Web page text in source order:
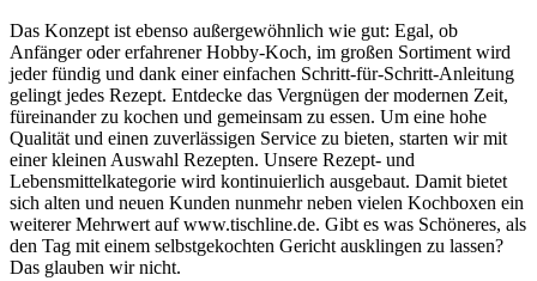
Das Konzept ist ebenso außergewöhnlich wie gut: Egal, ob
Anfänger oder erfahrener Hobby-Koch, im großen Sortiment wird
jeder fündig und dank einer einfachen Schritt-für-Schritt-Anleitung
gelingt jedes Rezept. Entdecke das Vergnügen der modernen Zeit,
füreinander zu kochen und gemeinsam zu essen. Um eine hohe
Qualität und einen zuverlässigen Service zu bieten, starten wir mit
einer kleinen Auswahl Rezepten. Unsere Rezept- und
Lebensmittelkategorie wird kontinuierlich ausgebaut. Damit bietet
sich alten und neuen Kunden nunmehr neben vielen Kochboxen ein
weiterer Mehrwert auf www.tischline.de. Gibt es was Schöneres, als
den Tag mit einem selbstgekochten Gericht ausklingen zu lassen?
Das glauben wir nicht.